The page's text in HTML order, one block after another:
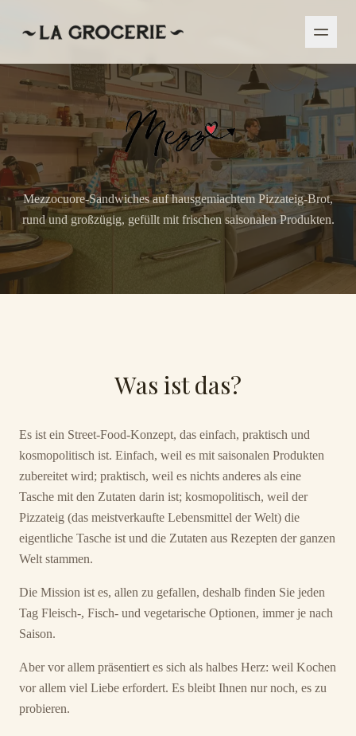
Mezzocuore-Sandwiches auf hausgemiachtem Pizzateig-Brot,
rund und großzügig, gefüllt mit frischen saisonalen Produkten.
Was ist das?
Es ist ein Street-Food-Konzept, das einfach, praktisch und
kosmopolitisch ist. Einfach, weil es mit saisonalen Produkten
zubereitet wird; praktisch, weil es nichts anderes als eine
Tasche mit den Zutaten darin ist; kosmopolitisch, weil der
Pizzateig (das meistverkaufte Lebensmittel der Welt) die
eigentliche Tasche ist und die Zutaten aus Rezepten der ganzen
Welt stammen.
Die Mission ist es, allen zu gefallen, deshalb finden Sie jeden
Tag Fleisch-, Fisch- und vegetarische Optionen, immer je nach
Saison.
Aber vor allem präsentiert es sich als halbes Herz: weil Kochen
vor allem viel Liebe erfordert. Es bleibt Ihnen nur noch, es zu
probieren.